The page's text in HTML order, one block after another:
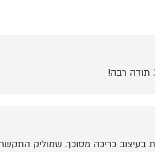
תודה רבה!
בעיצוב כריכה מסוכך. שמוליק